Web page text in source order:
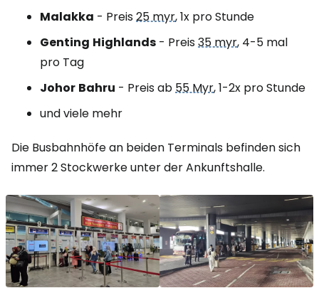
Malakka - Preis25 myr, 1x pro Stunde
Genting Highlands - Preis35 myr, 4-5 mal
pro Tag
Johor Bahru - Preis ab55 Myr, 1-2x pro Stunde
und viele mehr
Die Busbahnhöfe an beiden Terminals befinden sich
immer 2 Stockwerke unter der Ankunftshalle.